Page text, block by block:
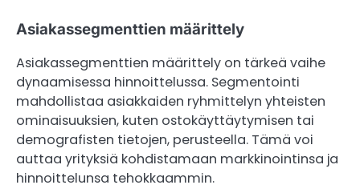
Asiakassegmenttien määrittely
Asiakassegmenttien määrittely on tärkeä vaihe
dynaamisessa hinnoittelussa. Segmentointi
mahdollistaa asiakkaiden ryhmittelyn yhteisten
ominaisuuksien, kuten ostokäyttäytymisen tai
demografisten tietojen, perusteella. Tämä voi
auttaa yrityksiä kohdistamaan markkinointinsa ja
hinnoittelunsa tehokkaammin.